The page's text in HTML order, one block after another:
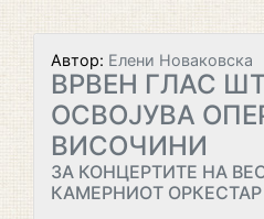
Автор: Елени Новаковска
ВРВЕН ГЛАС
ОСВОЈУВА
ВИСОЧИНИ
ЗА КОНЦЕРТИТЕ НА
КАМЕРНИОТ ОРКЕСТАР